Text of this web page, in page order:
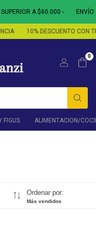
A $60.000 -
10% DESCUENTO CON
0
FIGUS ALIMENTACION/
Ordenar por:
Más vendidos